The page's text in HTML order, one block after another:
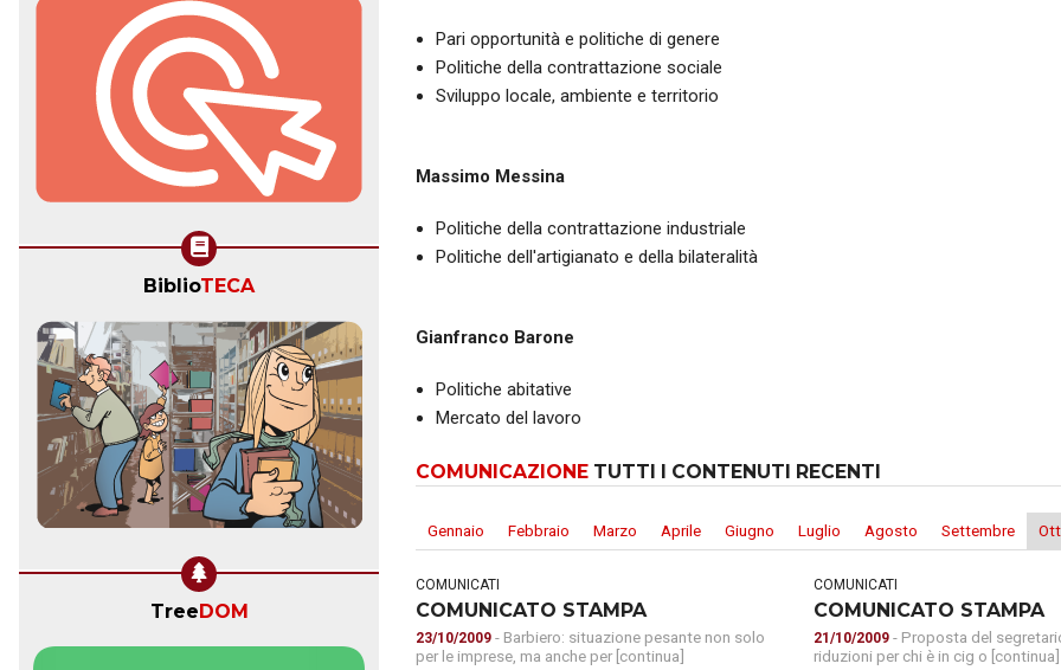
Pari opportunità e politiche di genere
Politiche della contrattazione sociale
Sviluppo locale, ambiente e territorio
Massimo Messina
Politiche della contrattazione industriale
Politiche dell'artigianato e della bilateralità
Gianfranco Barone
Politiche abitative
Mercato del lavoro
COMUNICAZIONE TUTTI I CONTENUTI RECENTI
Gennaio Febbraio Marzo Aprile Giugno Luglio Agosto Settembre
COMUNICATI
COMUNICATO STAMPA
23/10/2009 - Barbiero: situazione pesante non solo
per le imprese, ma anche per [continua]
COMUNICATI
COMUNICATO STAMPA
21/10/2009 - Proposta del
riduzioni per chi è in cig o [continua]
BiblioTECA
TreeDOM